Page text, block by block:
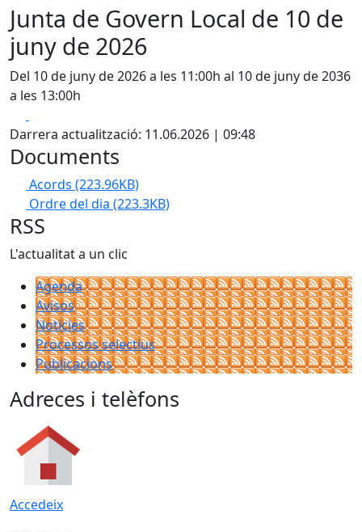
Junta de Govern Local de 10 de
juny de 2026
Del 10 de juny de 2026 a les 11:00h al 10 de juny de 2036
a les 13:00h
Darrera actualització: 11.06.2026 | 09:48
Documents
Acords (223.96KB)
Ordre del dia (223.3KB)
RSS
L'actualitat a un clic
Agenda
Avisos
Notícies
Processos selectius
Publicacions
Adreces i telèfons
Accedeix